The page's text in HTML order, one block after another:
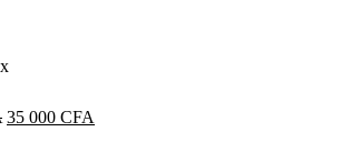
Le
35 000 CFA